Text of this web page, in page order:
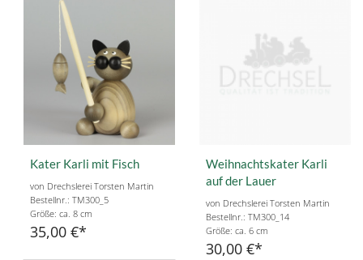
Kater Karli mit Fisch
von Drechslerei Torsten Martin
Bestellnr.: TM300_5
Größe: ca. 8 cm
35,00 €
Weihnachtskater Karli
auf der Lauer
von Drechslerei Torsten Martin
Bestellnr.: TM300_14
Größe: ca. 6 cm
30,00 €